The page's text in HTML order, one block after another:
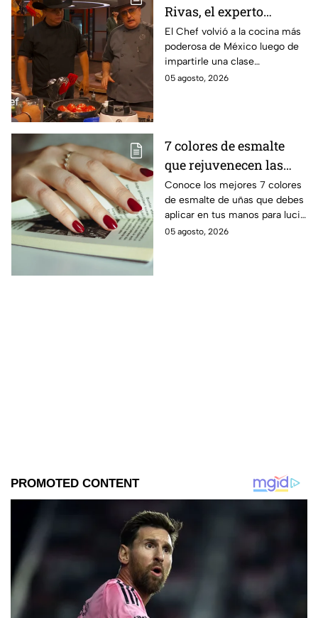
Rivas, el experto
parrillero que fue
invitado a la batalla por
equipos de MasterChef
24/7
El Chef volvió a la cocina más
poderosa de México luego de
impartirle una clase
personalizada a Ixdit
05 agosto, 2026
7 colores de esmalte
que rejuvenecen las
manos al instante y
combinan con todo
Conoce los mejores 7 colores
de esmalte de uñas que debes
aplicar en tus manos para lucir
una piel mucho más brillante y
05 agosto, 2026